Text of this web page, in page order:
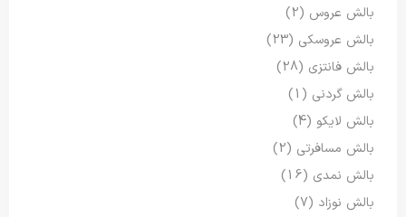
بالش عروس (2)
بالش عروسکی (23)
بالش فانتزی (28)
بالش گردنی (1)
بالش لایکو (4)
بالش مسافرتی (2)
بالش نمدی (16)
بالش نوزاد (7)